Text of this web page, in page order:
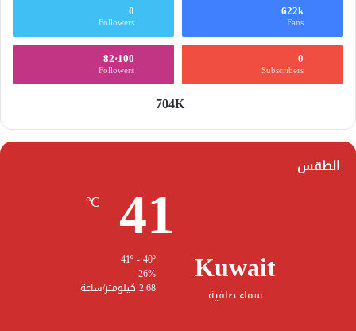
622k
Fans
0
Followers
0
Subscribers
82٬100
Followers
704K
الطقس
Kuwait
سماء صافية
41
℃
26%
2.68 كيلومتر/ساعة